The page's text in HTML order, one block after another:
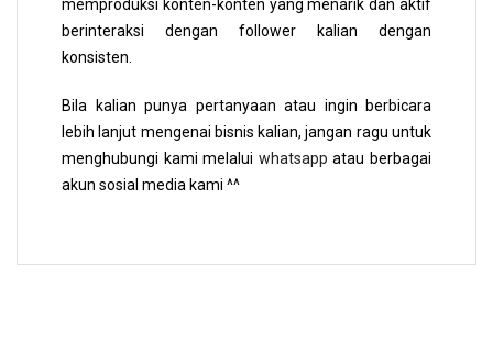
memproduksi konten-konten yang menarik dan aktif
berinteraksi dengan follower kalian dengan
konsisten.
Bila kalian punya pertanyaan atau ingin berbicara
lebih lanjut mengenai bisnis kalian, jangan ragu untuk
menghubungi kami melalui whatsapp atau berbagai
akun sosial media kami ^^